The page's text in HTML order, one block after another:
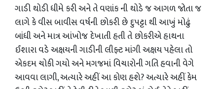
ગાડી થોડી ધીમે કરી અને તે વણાંક ની થોડે જ આગળ જોતા જ
લાગે કે વીસ બાવીસ વર્ષની છોકરી છે દુપટ્ટા થી આખું મોઢું
બાંધી અને માત્ર આંખોજ દેખાતી હતી તે છોકરીએ હાથના
ઈશારા વડે અક્ષયની ગાડીની લીફ્ટ માંગી અક્ષય પહેલા તો
એકદમ ચોકી ગયો અને મગજમાં વિચારોની ગતિ હવાની વેગે
આવવા લાગી, અત્યારે અહીં આ કોણ હશે? અત્યારે અહીં કેમ